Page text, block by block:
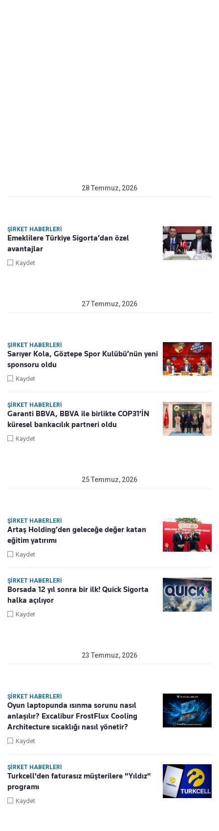
28 Temmuz, 2026
ŞIRKET HABERLERI
Emeklilere Türkiye Sigorta’dan özel
avantajlar
Kaydet
27 Temmuz, 2026
ŞIRKET HABERLERI
Sarıyer Kola, Göztepe Spor Kulübü’nün yeni
sponsoru oldu
Kaydet
ŞIRKET HABERLERI
Garanti BBVA, BBVA ile birlikte COP31'İN
küresel bankacılık partneri oldu
Kaydet
25 Temmuz, 2026
ŞIRKET HABERLERI
Artaş Holding’den geleceğe değer katan
eğitim yatırımı
Kaydet
ŞIRKET HABERLERI
Borsada 12 yıl sonra bir ilk! Quick Sigorta
halka açılıyor
Kaydet
23 Temmuz, 2026
ŞIRKET HABERLERI
Oyun laptopunda ısınma sorunu nasıl
anlaşılır? Excalibur FrostFlux Cooling
Architecture sıcaklığı nasıl yönetir?
Kaydet
ŞIRKET HABERLERI
Turkcell'den faturasız müşterilere "Yıldız"
programı
Kaydet